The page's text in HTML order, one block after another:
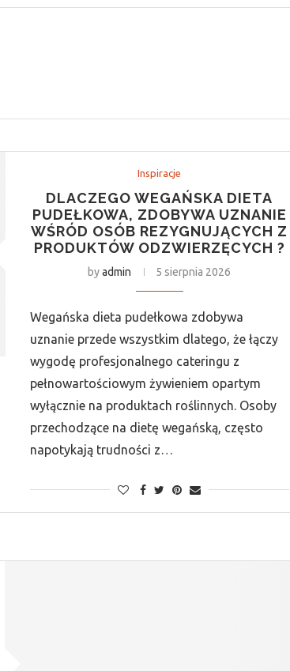
Inspiracje
DLACZEGO WEGAŃSKA DIETA
PUDEŁKOWA, ZDOBYWA UZNANIE
WŚRÓD OSÓB REZYGNUJĄCYCH Z
PRODUKTÓW ODZWIERZĘCYCH ?
byadmin 5 sierpnia 2026
Wegańska dieta pudełkowa zdobywa
uznanie przede wszystkim dlatego, że łączy
wygodę profesjonalnego cateringu z
pełnowartościowym żywieniem opartym
wyłącznie na produktach roślinnych. Osoby
przechodzące na dietę wegańską, często
napotykają trudności z…